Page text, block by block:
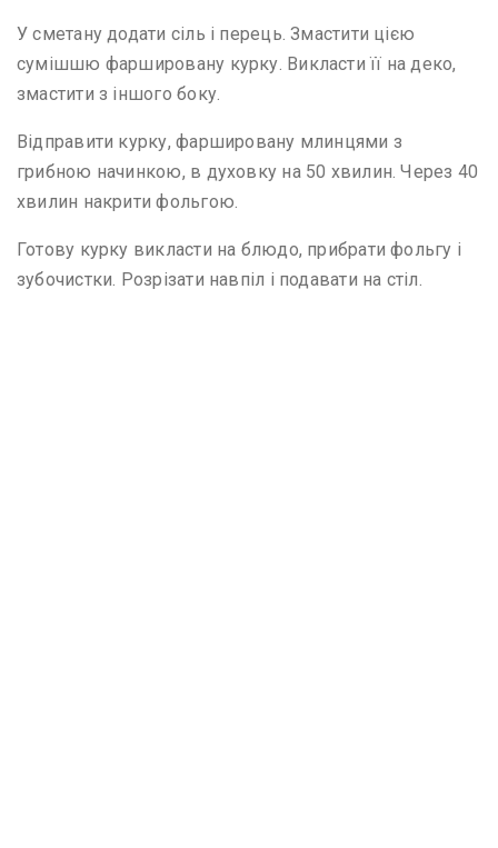
У сметану додати сіль і перець. Змастити цією
сумішшю фаршировану курку. Викласти її на деко,
змастити з іншого боку.
Відправити курку, фаршировану млинцями з
грибною начинкою, в духовку на 50 хвилин. Через 40
хвилин накрити фольгою.
Готову курку викласти на блюдо, прибрати фольгу і
зубочистки. Розрізати навпіл і подавати на стіл.